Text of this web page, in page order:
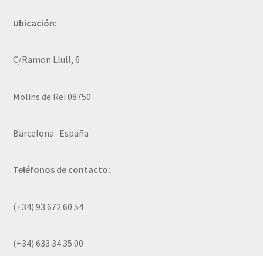
Ubicación:
C/Ramon Llull, 6
Molins de Rei 08750
Barcelona- España
Teléfonos de contacto:
(+34) 93 672 60 54
(+34) 633 34 35 00